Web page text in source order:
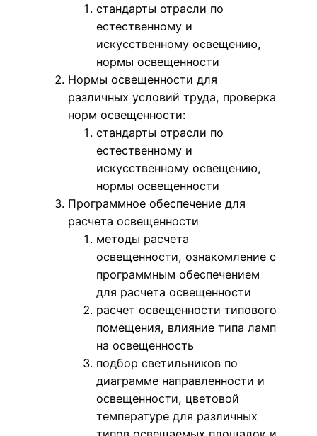
стандарты отрасли по
естественному и
искусственному освещению,
нормы освещенности
Нормы освещенности для
различных условий труда, проверка
норм освещенности:
стандарты отрасли по
естественному и
искусственному освещению,
нормы освещенности
Программное обеспечение для
расчета освещенности
методы расчета
освещенности, ознакомление с
программным обеспечением
для расчета освещенности
расчет освещенности типового
помещения, влияние типа ламп
на освещенность
подбор светильников по
диаграмме направленности и
освещенности, цветовой
температуре для различных